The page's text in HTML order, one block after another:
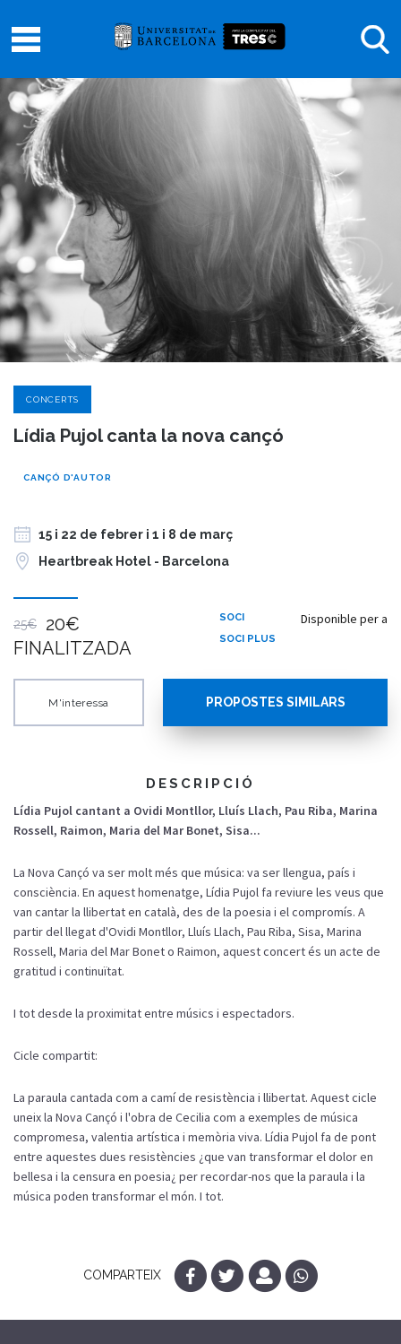
CONCERTS
Lídia Pujol canta la nova cançó
CANÇÓ D'AUTOR
15 i 22 de febrer i 1 i 8 de març
Heartbreak Hotel - Barcelona
25€
20€
FINALITZADA
Disponible per a
SOCI
SOCI PLUS
M'interessa PROPOSTES SIMILARS
DESCRIPCIÓ
Lídia Pujol cantant a Ovidi Montllor, Lluís Llach, Pau Riba, Marina
Rossell, Raimon, Maria del Mar Bonet, Sisa...
La Nova Cançó va ser molt més que música: va ser llengua, país i
consciència. En aquest homenatge, Lídia Pujol fa reviure les veus que
van cantar la llibertat en català, des de la poesia i el compromís. A
partir del llegat d'Ovidi Montllor, Lluís Llach, Pau Riba, Sisa, Marina
Rossell, Maria del Mar Bonet o Raimon, aquest concert és un acte de
gratitud i continuïtat.
I tot desde la proximitat entre músics i espectadors.
Cicle compartit:
La paraula cantada com a camí de resistència i llibertat. Aquest cicle
uneix la Nova Cançó i l'obra de Cecilia com a exemples de música
compromesa, valentia artística i memòria viva. Lídia Pujol fa de pont
entre aquestes dues resistències ¿que van transformar el dolor en
bellesa i la censura en poesia¿ per recordar-nos que la paraula i la
música poden transformar el món. I tot.
COMPARTEIX